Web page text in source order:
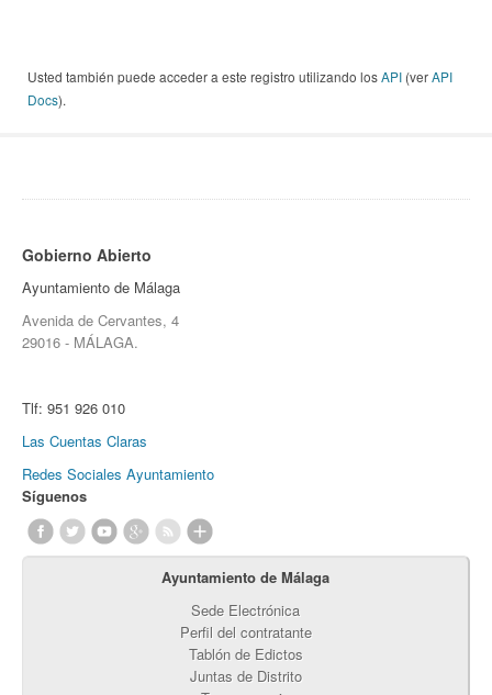
Usted también puede acceder a este registro utilizando losAPI (verAPI
Docs).
Gobierno Abierto
Ayuntamiento de Málaga
Avenida de Cervantes, 4
29016 - MÁLAGA.
Tlf: 951 926 010
Las Cuentas Claras
Redes Sociales Ayuntamiento
Síguenos
Ayuntamiento de Málaga
Sede Electrónica
Perfil del contratante
Tablón de Edictos
Juntas de Distrito